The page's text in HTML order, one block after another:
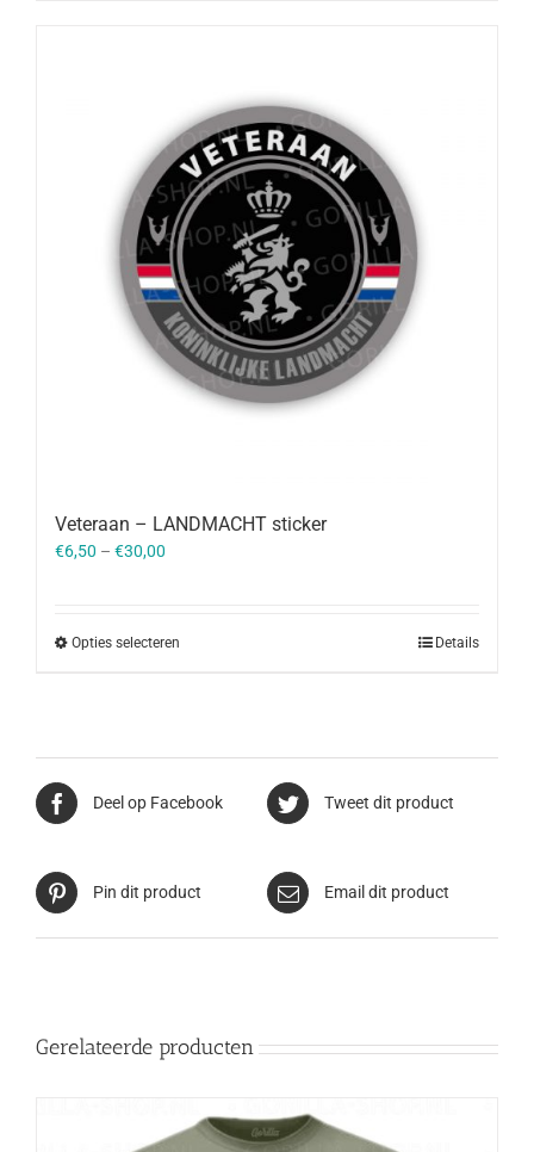
Veteraan – LANDMACHT sticker
€6,50 – €30,00
Opties selecteren Details
Deel op Facebook Tweet dit product
Pin dit product Email dit product
Gerelateerde producten